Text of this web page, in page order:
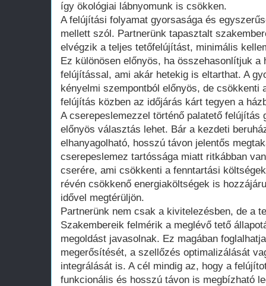
így ökológiai lábnyomunk is csökken.
A felújítási folyamat gyorsasága és
mellett szól. Partnerünk tapasztalt
elvégzik a teljes tetőfelújítást, minimális
Ez különösen előnyös, ha összehasonlítjuk a
felújítással, ami akár hetekig is eltarthat. A
kényelmi szempontból előnyös, de csökkenti
felújítás közben az időjárás kárt tegyen a
A cserepeslemezzel történő palatető felújítás
előnyös választás lehet. Bár a kezdeti
elhanyagolható, hosszú távon jelentős
cserepeslemez tartóssága miatt ritkábban
cserére, ami csökkenti a fenntartási
révén csökkenő energiaköltségek is
idővel megtérüljön.
Partnerünk nem csak a kivitelezésben, de a
Szakembereik felmérik a meglévő tető
megoldást javasolnak. Ez magában
megerősítését, a szellőzés optimalizálását
integrálását is. A cél mindig az, hogy a
funkcionális és hosszú távon is megbízható